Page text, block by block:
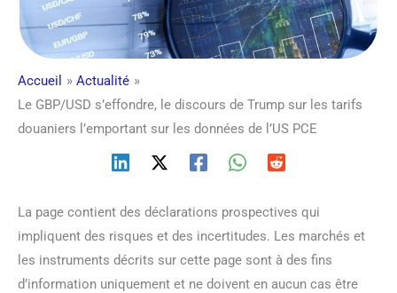
Accueil
Actualité
Le GBP/USD s’effondre, le discours de Trump sur les tarifs
douaniers l’emportant sur les données de l’US PCE
La page contient des déclarations prospectives qui
impliquent des risques et des incertitudes. Les marchés et
les instruments décrits sur cette page sont à des fins
d’information uniquement et ne doivent en aucun cas être